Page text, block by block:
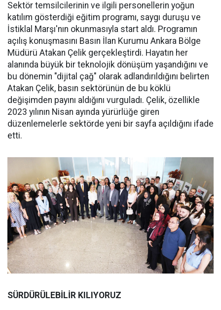
Sektör temsilcilerinin ve ilgili personellerin yoğun
katılım gösterdiği eğitim programı, saygı duruşu ve
İstiklal Marşı'nın okunmasıyla start aldı. Programın
açılış konuşmasını Basın İlan Kurumu Ankara Bölge
Müdürü Atakan Çelik gerçekleştirdi. Hayatın her
alanında büyük bir teknolojik dönüşüm yaşandığını ve
bu dönemin "dijital çağ" olarak adlandırıldığını belirten
Atakan Çelik, basın sektörünün de bu köklü
değişimden payını aldığını vurguladı. Çelik, özellikle
2023 yılının Nisan ayında yürürlüğe giren
düzenlemelerle sektörde yeni bir sayfa açıldığını ifade
etti.
SÜRDÜRÜLEBİLİR KILIYORUZ